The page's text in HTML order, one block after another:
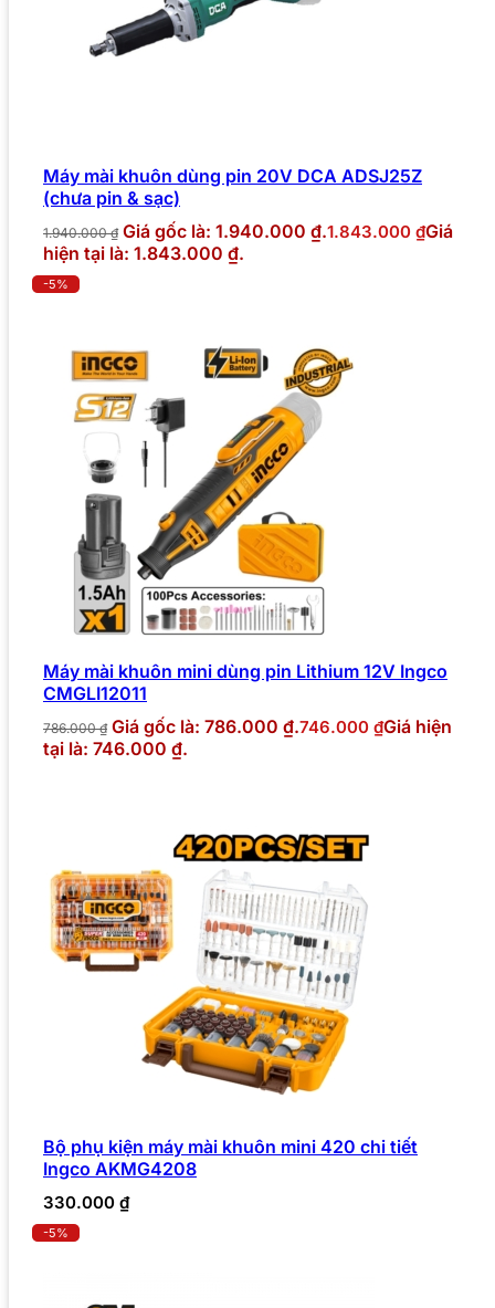
Máy mài khuôn dùng pin 20V DCA ADSJ25Z
(chưa pin & sạc)
1.940.000₫ Giá gốc là: 1.940.000 ₫.1.843.000 ₫Giá
hiện tại là: 1.843.000 ₫.
-5%
Máy mài khuôn mini dùng pin Lithium 12V Ingco
CMGLI12011
786.000₫ Giá gốc là: 786.000 ₫.746.000 ₫Giá hiện
tại là: 746.000 ₫.
Bộ phụ kiện máy mài khuôn mini 420 chi tiết
Ingco AKMG4208
330.000 ₫
-5%